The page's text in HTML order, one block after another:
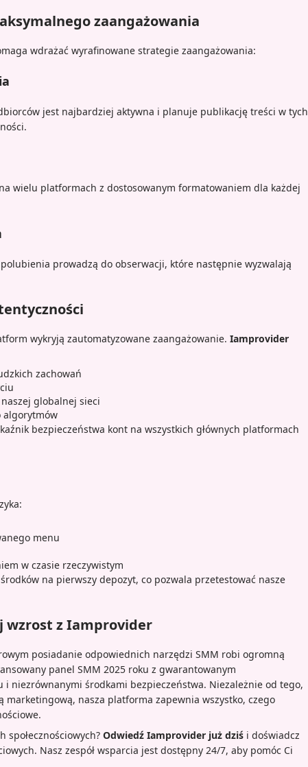
zaangażowania
wdrażać wyrafinowane strategie zaangażowania:
jest najbardziej aktywna i planuje publikację treści w tych
wielu platformach z dostosowanym formatowaniem dla każdej
prowadzą do obserwacji, które następnie wyzwalają
wykryją zautomatyzowane zaangażowanie. Iamprovider
zachowań
globalnej sieci
algorytmów
bezpieczeństwa kont na wszystkich głównych platformach
menu
w czasie rzeczywistym
na pierwszy depozyt, co pozwala przetestować nasze
wzrost z Iamprovider
posiadanie odpowiednich narzędzi SMM robi ogromną
panel SMM 2025 roku z gwarantowanym
niezrównanymi środkami bezpieczeństwa. Niezależnie od tego,
marketingową, nasza platforma zapewnia wszystko, czego
społecznościowych? Odwiedź Iamprovider już dziś i doświadcz
Nasz zespół wsparcia jest dostępny 24/7, aby pomóc Ci